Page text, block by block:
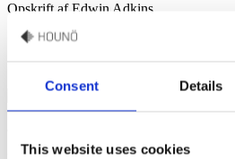
Consent Details
This website uses cookies
Opskrift af Edwin Adkins
Spejlæg